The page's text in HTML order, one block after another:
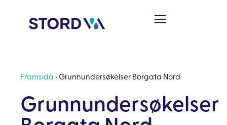
Framsida› Grunnundersøkelser Borgata Nord
Grunnundersøkelser